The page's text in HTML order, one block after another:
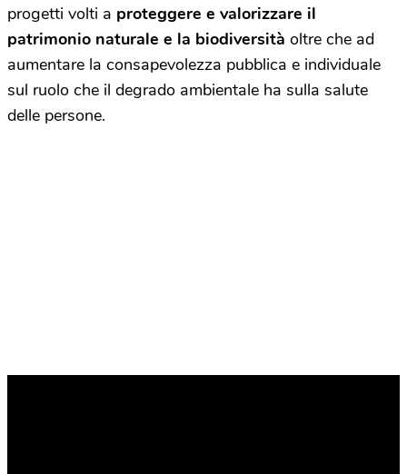
progetti volti a proteggere e valorizzare il
patrimonio naturale e la biodiversità oltre che ad
aumentare la consapevolezza pubblica e individuale
sul ruolo che il degrado ambientale ha sulla salute
delle persone.